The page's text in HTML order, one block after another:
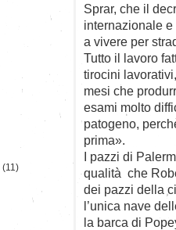
Sprar, che il
internazionale
a vivere per
Tutto il lavoro
tirocini
mesi che
esami molto
patogeno,
prima».
I pazzi di
qualità che
dei pazzi della
l’unica nave
la barca di
(11)